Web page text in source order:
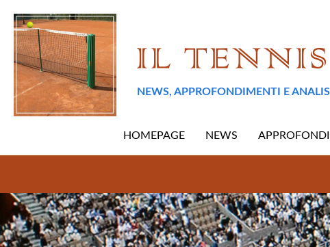
NEWS, APPROFONDIMENTI E ANALISI
HOMEPAGE NEWS